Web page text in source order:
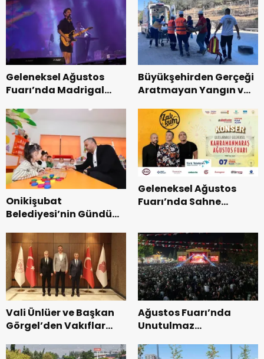
Geleneksel Ağustos
Fuarı’nda Madrigal
Büyükşehirden Gerçeği
Aratmayan Yangın ve
Onikişubat
Belediyesi’nin Gündüz
dönemin ön kayıtları
başladı.
Geleneksel Ağustos
Fuarı’nda Sahne
Vali Ünlüer ve Başkan
Görgel’den Vakıflar
ziyaret.
Ağustos Fuarı’nda
Unutulmaz